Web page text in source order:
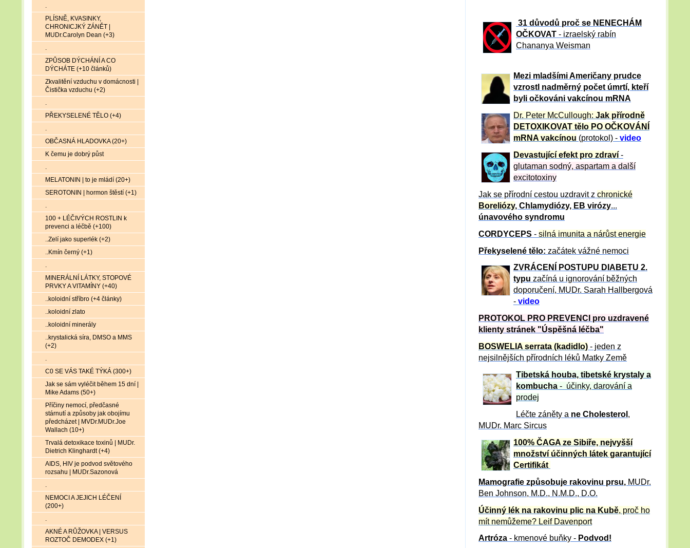
31 důvod ů proč se NENECHÁM
OČKOVAT - izraelský rabín
Chananya Weisman
Mezi mladšími Američany prudce
vzrostl nadměrný počet úmrtí, kteří
byli očkováni vakcínou mRNA
Dr. Peter McCullough: Jak přírodně
DETOXIKOVAT tělo PO OČKOVÁNÍ
mRNA vakcínou (protokol) - video
Devastující efekt pro zdraví-
glutaman sodný, aspartam a další
excitotoxiny
Jak se přírodní cestou uzdravit z chronické
Boreliózy, Chlamydiózy, EB virózy...
únavového syndromu
CORDYCEPS - silná imunita a nárůst energie
Překyselené tělo: začátek vážné nemoci
ZVRÁCE NÍ POSTUPU DIABETU 2.
typu začíná u ignorování běžných
doporučení, MUDr. Sarah Hallbergová
- video
PROTOKOL PRO PREVENCI pro uzdravené
klienty stránek "Úspěšná léčba"
BOSWELIA serrata (kadidlo) - jeden z
nejsilnějších přírodních léků Matky Země
Tibetská houba, tibetské krystaly a
kombucha - účinky, darování a
prodej
Léčte záněty a ne Cholesterol ,
MUDr. Marc Sircus
100% ČAGA ze Sibiře, nejvyšší
množství účinných látek garantující
Certifikát
Mamografie způsobuje rakovinu prsu, MUDr.
Ben Johnson, M.D., N.M.D., D.O.
Účinný lék na rakovinu plic na Kubě, proč ho
mít nemůžeme? Leif Davenport
Artróza - kmenové buňky - Podvod!
.
PLÍSNĚ, KVASINKY,
CHRONICJKÝ ZÁNĚT |
MUDr.Carolyn Dean (+3)
.
ZPŮSOB DÝCHÁNÍ A CO
DÝCHÁTE (+10 článků)
Zkvalitění vzduchu v domácnosti |
Čistička vzduchu (+2)
.
PŘEKYSELENÉ TĚLO (+4)
.
OBČASNÁ HLADOVKA (20+)
K čemu je dobrý půst
.
MELATONIN | to je mládí (20+)
SEROTONIN | hormon štěstí (+1)
.
100 + LÉČIVÝCH ROSTLIN k
prevenci a léčbě (+100)
..Zelí jako superlék (+2)
..Kmín černý (+1)
.
MINERÁLNÍ LÁTKY, STOPOVÉ
PRVKY A VITAMÍNY (+40)
..koloidní stříbro (+4 články)
..koloidní zlato
..koloidní minerály
..krystalická síra, DMSO a MMS
(+2)
.
C0 SE VÁS TAKÉ TÝKÁ (300+)
Jak se sám vyléčit během 15 dní |
Mike Adams (50+)
Příčiny nemocí, předčasné
stárnutí a způsoby jak obojímu
předcházet | MVDr.MUDr.Joe
Wallach (10+)
Trvalá detoxikace toxinů | MUDr.
Dietrich Klinghardt (+4)
AIDS, HIV je podvod světového
rozsahu | MUDr.Sazonová
.
NEMOCI A JEJICH LÉČENÍ
(200+)
.
AKNÉ A RŮŽOVKA | VERSUS
ROZTOČ DEMODEX (+1)